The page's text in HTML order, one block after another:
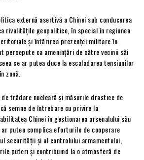
externă asertivă a Chinei sub conducerea
rivalitățile geopolitice, în special în regiunea
și întărirea prezenței militare în
percepute ca amenințări de către vecinii săi
ce ar putea duce la escaladarea tensiunilor
zonă.
de trădare nucleară și măsurile drastice de
semne de întrebare cu privire la
Chinei în gestionarea arsenalului său
ar putea complica eforturile de cooperare
securității și al controlului armamentului,
puteri și contribuind la o atmosferă de